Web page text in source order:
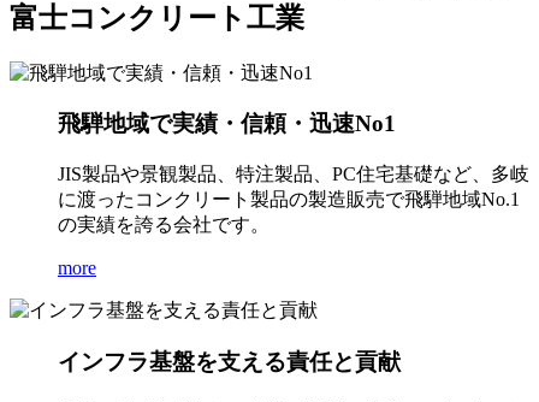
富士コンクリート工業
飛騨地域で実績・信頼・迅速No1
JIS製品や景観製品、特注製品、PC住宅基礎など、多岐
に渡ったコンクリート製品の製造販売で飛騨地域No.1
の実績を誇る会社です。
more
インフラ基盤を支える責任と貢献